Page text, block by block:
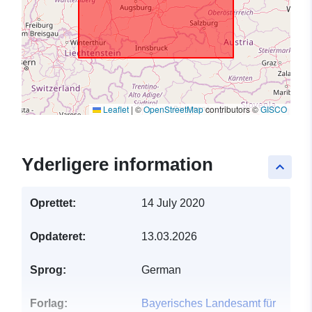
Leaflet | ©OpenStreetMapcontributors ©GISCO
keyboard_arrow_up
Yderligere information
Oprettet: 14 July 2020
Opdateret: 13.03.2026
Sprog: German
Forlag:
Bayerisches Landesamt für